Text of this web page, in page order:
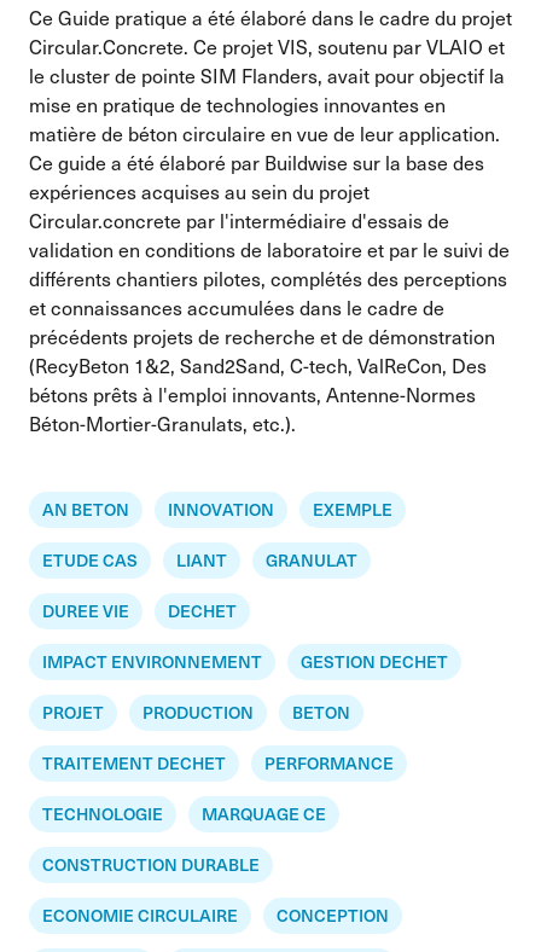
Ce Guide pratique a été élaboré dans le cadre du projet
Circular.Concrete. Ce projet VIS, soutenu par VLAIO et
le cluster de pointe SIM Flanders, avait pour objectif la
mise en pratique de technologies innovantes en
matière de béton circulaire en vue de leur application.
Ce guide a été élaboré par Buildwise sur la base des
expériences acquises au sein du projet
Circular.concrete par l'intermédiaire d'essais de
validation en conditions de laboratoire et par le suivi de
différents chantiers pilotes, complétés des perceptions
et connaissances accumulées dans le cadre de
précédents projets de recherche et de démonstration
(RecyBeton 1&2, Sand2Sand, C-tech, ValReCon, Des
bétons prêts à l'emploi innovants, Antenne-Normes
Béton-Mortier-Granulats, etc.).
AN BETON INNOVATION EXEMPLE
ETUDE CAS LIANT GRANULAT
DUREE VIE DECHET
IMPACT ENVIRONNEMENT GESTION DECHET
PROJET PRODUCTION BETON
TRAITEMENT DECHET PERFORMANCE
TECHNOLOGIE MARQUAGE CE
CONSTRUCTION DURABLE
ECONOMIE CIRCULAIRE CONCEPTION